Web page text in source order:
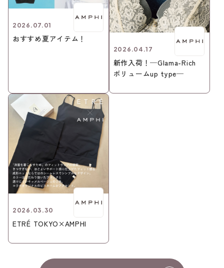
2026.07.01
おすすめ夏アイテム！
2026.04.17
新作入荷！─Glama-Rich
ボリュームup type─
2026.03.30
ETRÉ TOKYO×AMPHI